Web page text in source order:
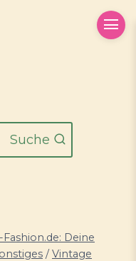
Suche
Deine
/ Vintage